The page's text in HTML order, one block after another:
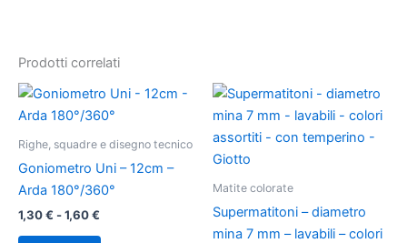
Prodotti correlati
Righe, squadre e disegno tecnico
Goniometro Uni – 12cm –
Arda 180°/360°
1,30€ -1,60€
Fascia
prezzo:
1,30 €
a
1,60 €
Questo
prodotto
ha
Matite colorate
Supermatitoni – diametro
mina 7 mm – lavabili – colori
Fascia
prezzo:
da
Questo
prodotto
ha